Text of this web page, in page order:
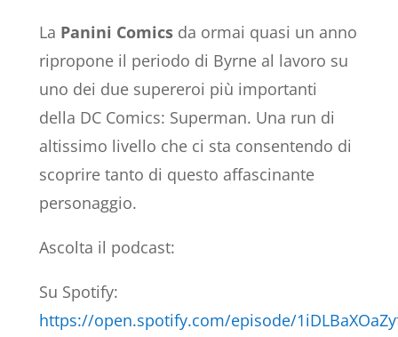
La Panini Comics da ormai quasi un anno
ripropone il periodo di Byrne al lavoro su
uno dei due supereroi più importanti
della DC Comics: Superman. Una run di
altissimo livello che ci sta consentendo di
scoprire tanto di questo affascinante
personaggio.
Ascolta il podcast:
Su Spotify:
https://open.spotify.com/episode/